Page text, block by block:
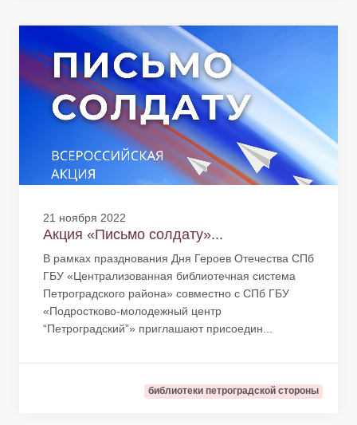
21 ноября 2022
Акция «Письмо солдату»...
В рамках празднования Дня Героев Отечества СПб
ГБУ «Централизованная библиотечная система
Петроградского района» совместно с СПб ГБУ
«Подростково-молодежный центр
“Петроградский”» приглашают присоедин...
библиотеки петроградской стороны